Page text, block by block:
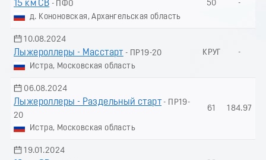
15 км СВ - ПФО
д. Кононовская, Архангельская область
50 -
10.08.2024
Лыжероллеры - Масстарт - ПР19-20
Истра, Московская область
КРУГ -
06.08.2024
Лыжероллеры - Раздельный старт - ПР19-
20
Истра, Московская область
61 184.97
19.01.2024